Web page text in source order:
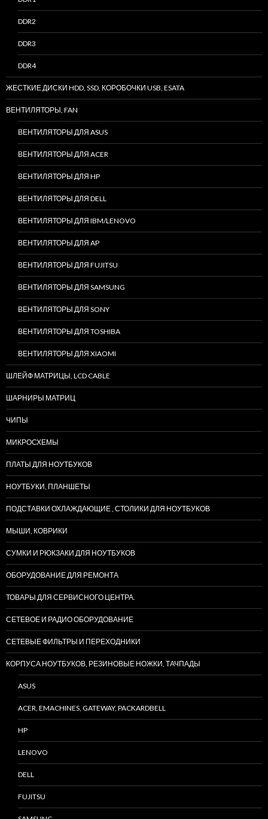
DDR2
DDR3
DDR4
ЖЕСТКИЕ ДИСКИ HDD, SSD, КОРОБОЧКИ USB, ESATA
ВЕНТИЛЯТОРЫ, FAN
ВЕНТИЛЯТОРЫ ДЛЯ ASUS
ВЕНТИЛЯТОРЫ ДЛЯ ACER
ВЕНТИЛЯТОРЫ ДЛЯ HP
ВЕНТИЛЯТОРЫ ДЛЯ DELL
ВЕНТИЛЯТОРЫ ДЛЯ IBM/LENOVO
ВЕНТИЛЯТОРЫ ДЛЯ AP
ВЕНТИЛЯТОРЫ ДЛЯ FUJITSU
ВЕНТИЛЯТОРЫ ДЛЯ SAMSUNG
ВЕНТИЛЯТОРЫ ДЛЯ SONY
ВЕНТИЛЯТОРЫ ДЛЯ TOSHIBA
ВЕНТИЛЯТОРЫ ДЛЯ XIAOMI
ШЛЕЙФ МАТРИЦЫ, LCD CABLE
ШАРНИРЫ МАТРИЦ
ЧИПЫ
МИКРОСХЕМЫ
ПЛАТЫ ДЛЯ НОУТБУКОВ
НОУТБУКИ, ПЛАНШЕТЫ
ПОДСТАВКИ ОХЛАЖДАЮЩИЕ , СТОЛИКИ ДЛЯ НОУТБУКОВ
МЫШИ, КОВРИКИ
СУМКИ И РЮКЗАКИ ДЛЯ НОУТБУКОВ
ОБОРУДОВАНИЕ ДЛЯ РЕМОНТА
ТОВАРЫ ДЛЯ СЕРВИСНОГО ЦЕНТРА.
СЕТЕВОЕ И РАДИО ОБОРУДОВАНИЕ
СЕТЕВЫЕ ФИЛЬТРЫ И ПЕРЕХОДНИКИ
КОРПУСА НОУТБУКОВ, РЕЗИНОВЫЕ НОЖКИ, ТАЧПАДЫ
ASUS
ACER, EMACHINES, GATEWAY, PACKARDBELL
HP
LENOVO
DELL
FUJITSU